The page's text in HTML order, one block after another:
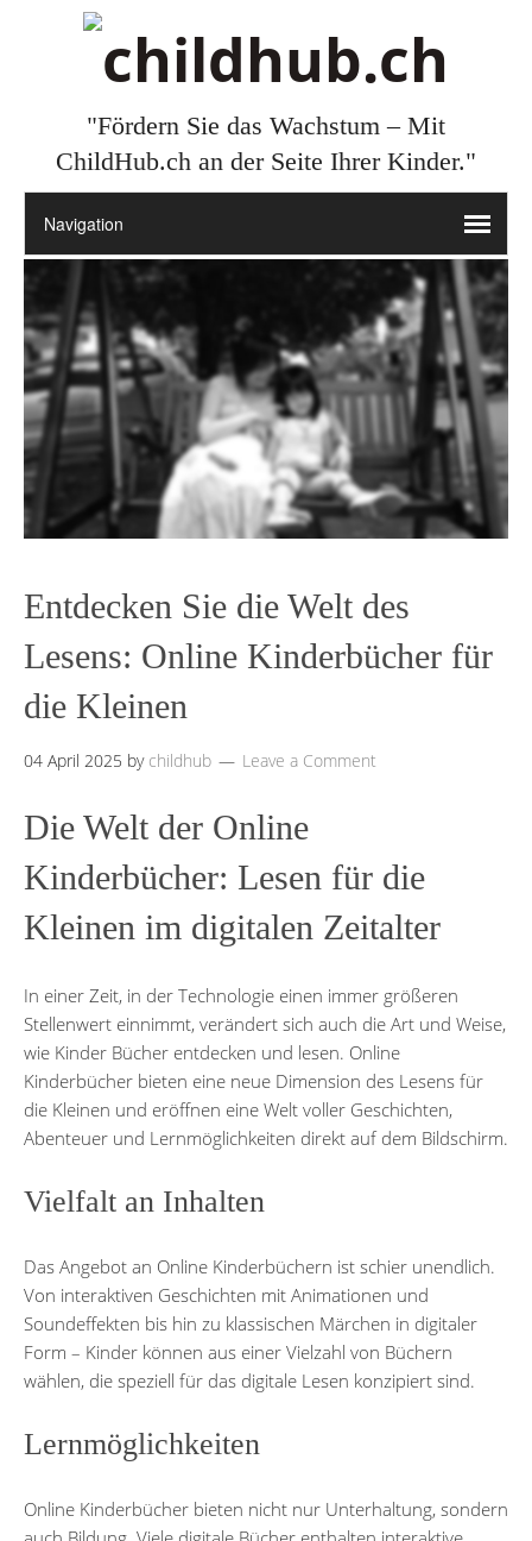
"Fördern Sie das Wachstum – Mit
ChildHub.ch an der Seite Ihrer Kinder."
Entdecken Sie die Welt des
Lesens: Online Kinderbücher für
die Kleinen
04 April 2025 by childhub Leave a Comment
Die Welt der Online
Kinderbücher: Lesen für die
Kleinen im digitalen Zeitalter
In einer Zeit, in der Technologie einen immer größeren
Stellenwert einnimmt, verändert sich auch die Art und Weise,
wie Kinder Bücher entdecken und lesen. Online
Kinderbücher bieten eine neue Dimension des Lesens für
die Kleinen und eröffnen eine Welt voller Geschichten,
Abenteuer und Lernmöglichkeiten direkt auf dem Bildschirm.
Vielfalt an Inhalten
Das Angebot an Online Kinderbüchern ist schier unendlich.
Von interaktiven Geschichten mit Animationen und
Soundeffekten bis hin zu klassischen Märchen in digitaler
Form – Kinder können aus einer Vielzahl von Büchern
wählen, die speziell für das digitale Lesen konzipiert sind.
Lernmöglichkeiten
Online Kinderbücher bieten nicht nur Unterhaltung, sondern